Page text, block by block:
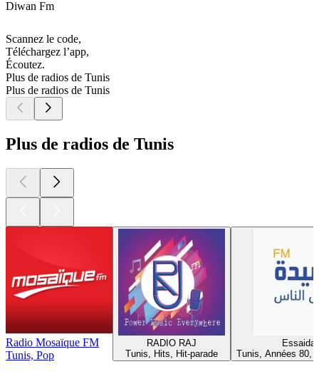
Diwan Fm
Scannez le code,
Téléchargez l’app,
Écoutez.
Plus de radios de Tunis
Plus de radios de Tunis
Plus de radios de Tunis
Radio Mosaïque FM
Tunis, Pop
RADIO RAJ
Tunis, Hits, Hit-parade
Essaida
Tunis, Années 80,